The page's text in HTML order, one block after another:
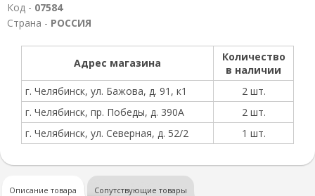
Код - 07584
Страна - РОССИЯ
Адрес магазина
Количество
в наличии
г. Челябинск, ул. Бажова, д. 91, к1
2 шт.
г. Челябинск, пр. Победы, д. 390А
2 шт.
г. Челябинск, ул. Северная, д. 52/2
1 шт.
Описание товара Сопутствующие товары